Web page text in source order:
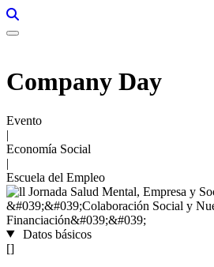
Company Day
Evento
|
Economía Social
|
Escuela del Empleo
Datos básicos
[]